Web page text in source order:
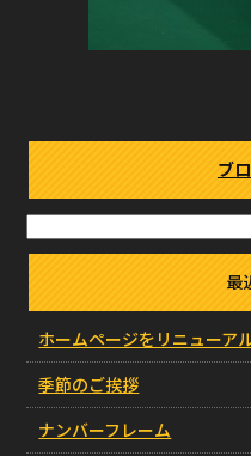
ブ
最
ホームページをリニューア
季節のご挨拶
ナンバーフレーム